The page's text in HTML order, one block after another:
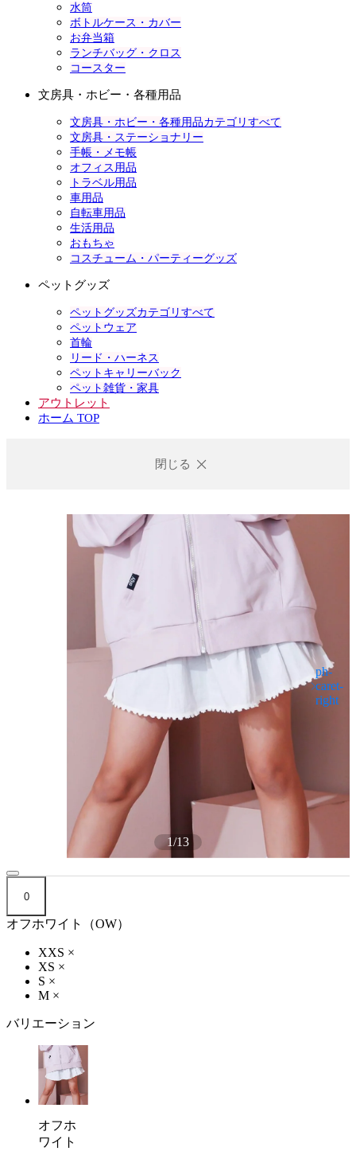
水筒
ボトルケース・カバー
お弁当箱
ランチバッグ・クロス
コースター
文房具・ホビー・各種用品
文房具・ホビー・各種用品カテゴリすべて
文房具・ステーショナリー
手帳・メモ帳
オフィス用品
トラベル用品
車用品
自転車用品
生活用品
おもちゃ
コスチューム・パーティーグッズ
ペットグッズ
ペットグッズカテゴリすべて
ペットウェア
首輪
リード・ハーネス
ペットキャリーバック
ペット雑貨・家具
アウトレット
ホーム TOP
閉じる
1/13
0
オフホワイト（OW）
XXS ×
XS ×
S ×
M ×
バリエーション
オフホ
ワイト